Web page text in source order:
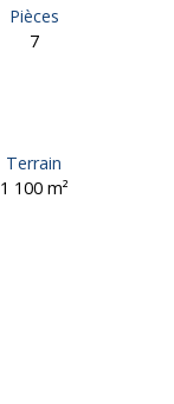
Pièces
7
Terrain
1 100 m²